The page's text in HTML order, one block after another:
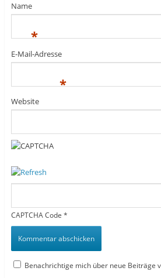
Name
*
E-Mail-Adresse
*
Website
CAPTCHA Code *
Benachrichtige mich über neue Beiträge